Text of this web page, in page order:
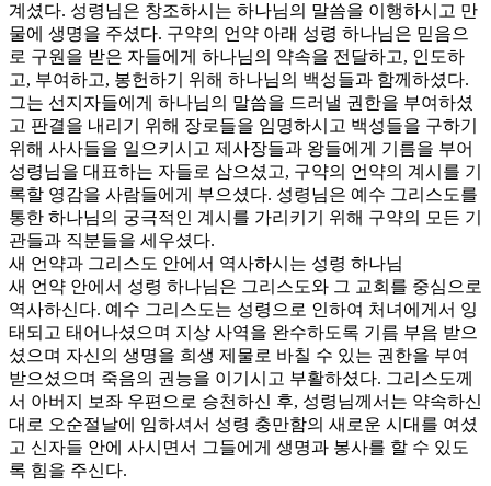
계셨다. 성령님은 창조하시는 하나님의 말씀을 이행하시고 만
물에 생명을 주셨다. 구약의 언약 아래 성령 하나님은 믿음으
로 구원을 받은 자들에게 하나님의 약속을 전달하고, 인도하
고, 부여하고, 봉헌하기 위해 하나님의 백성들과 함께하셨다.
그는 선지자들에게 하나님의 말씀을 드러낼 권한을 부여하셨
고 판결을 내리기 위해 장로들을 임명하시고 백성들을 구하기
위해 사사들을 일으키시고 제사장들과 왕들에게 기름을 부어
성령님을 대표하는 자들로 삼으셨고, 구약의 언약의 계시를 기
록할 영감을 사람들에게 부으셨다. 성령님은 예수 그리스도를
통한 하나님의 궁극적인 계시를 가리키기 위해 구약의 모든 기
관들과 직분들을 세우셨다.
새 언약과 그리스도 안에서 역사하시는 성령 하나님
새 언약 안에서 성령 하나님은 그리스도와 그 교회를 중심으로
역사하신다. 예수 그리스도는 성령으로 인하여 처녀에게서 잉
태되고 태어나셨으며 지상 사역을 완수하도록 기름 부음 받으
셨으며 자신의 생명을 희생 제물로 바칠 수 있는 권한을 부여
받으셨으며 죽음의 권능을 이기시고 부활하셨다. 그리스도께
서 아버지 보좌 우편으로 승천하신 후, 성령님께서는 약속하신
대로 오순절날에 임하셔서 성령 충만함의 새로운 시대를 여셨
고 신자들 안에 사시면서 그들에게 생명과 봉사를 할 수 있도
록 힘을 주신다.